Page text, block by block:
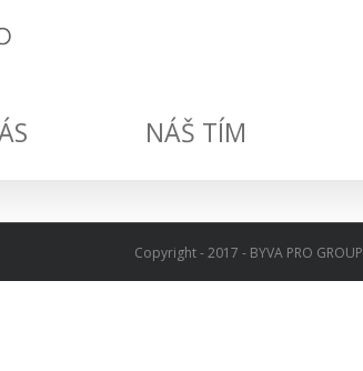
NÁŠ TÍM
Copyright - 2017 - BYVA PRO GROUP